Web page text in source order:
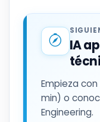
IA
Empieza
min) o
Engineering.